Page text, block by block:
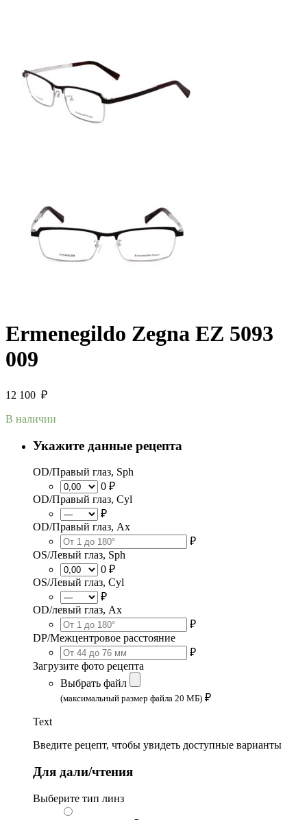
Ermenegildo Zegna EZ 5093
009
12 100 ₽
В наличии
Укажите данные рецепта
OD/Правый глаз, Sph
0 ₽
OD/Правый глаз, Cyl
₽
OD/Правый глаз, Ax
₽
OS/Левый глаз, Sph
0 ₽
OS/Левый глаз, Cyl
₽
OD/левый глаз, Ax
₽
DP/Межцентровое расстояние
₽
Загрузите фото рецепта
Выбрать файл
(максимальный размер файла 20 МБ) ₽
Text
Введите рецепт, чтобы увидеть доступные варианты
Для дали/чтения
Выберите тип линз